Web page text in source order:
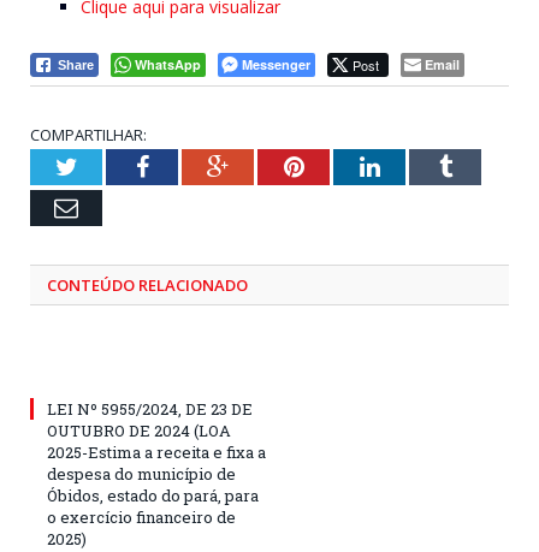
Clique aqui para visualizar
Share WhatsApp Messenger Post Email
COMPARTILHAR:
TwitterFacebookGoogle+PinterestLinkedInTumblr
Email
CONTEÚDO RELACIONADO
LEI Nº 5955/2024, DE 23 DE
OUTUBRO DE 2024 (LOA
2025-Estima a receita e fixa a
despesa do município de
Óbidos, estado do pará, para
o exercício financeiro de
2025)